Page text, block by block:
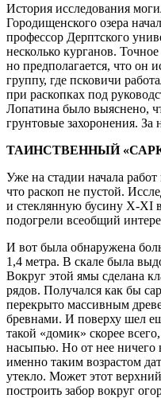
История исследования
Городищенского озера
профессор Дерптского
несколько курганов.
но предполагается, что он
группу, где псковичи
при раскопках под
Лопатина было выяснено,
грунтовые захоронения. За
ТАИНСТВЕННЫЙ
Уже на стадии начала
что раскоп не пустой.
и стеклянную бусину X-XI
подогрели всеобщий
И вот была обнаружена
1,4 метра. В скале была
Вокруг этой ямы сделана
рядов. Получался как бы
перекрыто массивным
бревнами. И поверху шел
такой «домик» скорее
насыпью. Но от нее ничего
именно таким возрастом
утекло. Может этот
построить забор вокруг